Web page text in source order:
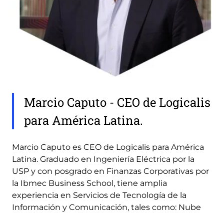
Marcio Caputo - CEO de Logicalis
para América Latina.
Marcio Caputo es CEO de Logicalis para América
Latina. Graduado en Ingeniería Eléctrica por la
USP y con posgrado en Finanzas Corporativas por
la Ibmec Business School, tiene amplia
experiencia en Servicios de Tecnología de la
Información y Comunicación, tales como: Nube